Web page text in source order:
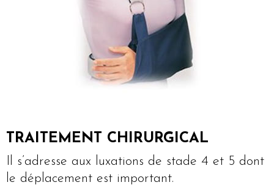
TRAITEMENT CHIRURGICAL
Il s’adresse aux luxations de stade 4 et 5 dont
le déplacement est important.